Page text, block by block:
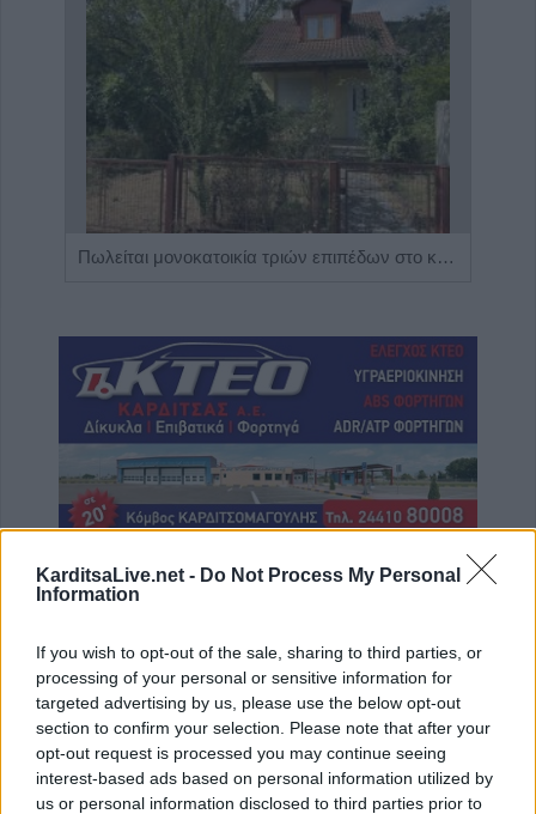
KarditsaLive.net - Do Not Process My Personal
Information
If you wish to opt-out of the sale, sharing to third parties, or
processing of your personal or sensitive information for
targeted advertising by us, please use the below opt-out
section to confirm your selection. Please note that after your
opt-out request is processed you may continue seeing
interest-based ads based on personal information utilized by
us or personal information disclosed to third parties prior to
Πωλείται μονοκατοικία τριών επιπέδων στο καταπράσινο Πευκόφυτο Καρδίτσας
ΤΕΛΕΥΤΑΙΑ ΝΕΑ
εβδομάδα
6 Αυγούστου 2026, 08:52
Διακοπές ρεύματος στην Άρτα και σε τμήμα
του Δήμου Αργιθέας: Έκρηξη και φωτιά σε
μετασχηματιστή (+Βίντεο)